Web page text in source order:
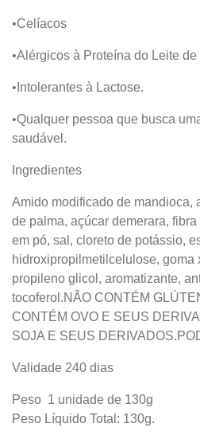
•Celíacos
•Alérgicos à Proteína do Leite de
•Intolerantes à Lactose.
•Qualquer pessoa que busca
saudável.
Ingredientes
Amido modificado de mandioca,
de palma, açúcar demerara,
em pó, sal, cloreto de potássio,
hidroxipropilmetilcelulose, goma
propileno glicol, aromatizante,
tocoferol.NÃO CONTÉM
CONTÉM OVO E SEUS
SOJA E SEUS
Validade 240 dias
Peso 1 unidade de 130g
Peso Líquido Total: 130g.